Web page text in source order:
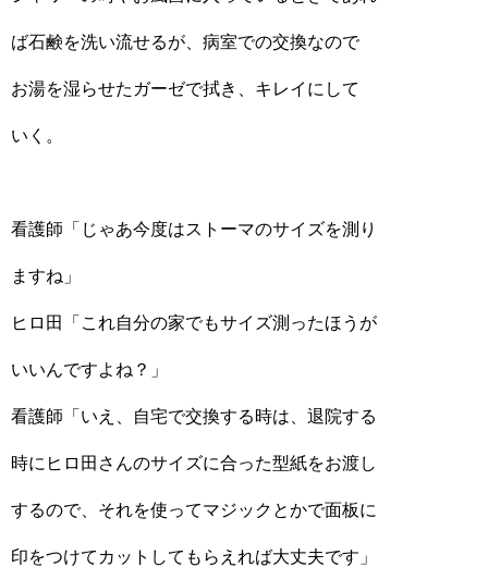
ば石鹸を洗い流せるが、病室での交換なので
お湯を湿らせたガーゼで拭き、キレイにして
いく。
看護師「じゃあ今度はストーマのサイズを測り
ますね」
ヒロ田「これ自分の家でもサイズ測ったほうが
いいんですよね？」
看護師「いえ、自宅で交換する時は、退院する
時にヒロ田さんのサイズに合った型紙をお渡し
するので、それを使ってマジックとかで面板に
印をつけてカットしてもらえれば大丈夫です」